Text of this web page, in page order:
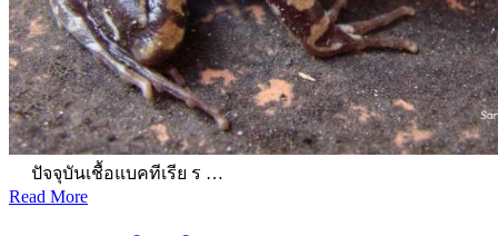
ปัจจุบันเชื้อแบคทีเรีย ร …
Read More